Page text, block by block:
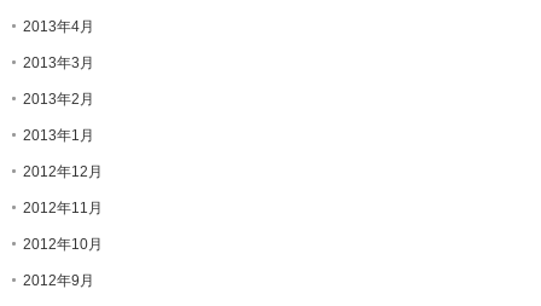
2013年4月
2013年3月
2013年2月
2013年1月
2012年12月
2012年11月
2012年10月
2012年9月